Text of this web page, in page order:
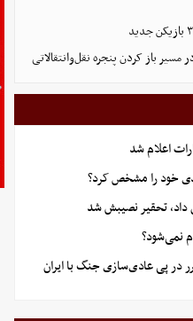
باز کردن پنجره نقل‌وانتقالاتی
اعلام شد
خود را مشخص کرد؟
داد، تحقیر نصیبش شد
نمی‌شود؟
در پی عادی‌سازی جنگ با ایران